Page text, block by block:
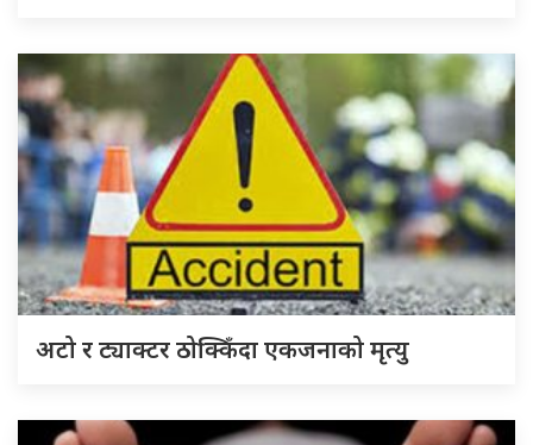
अटो र ट्याक्टर ठोक्किँदा एकजनाको मृत्यु